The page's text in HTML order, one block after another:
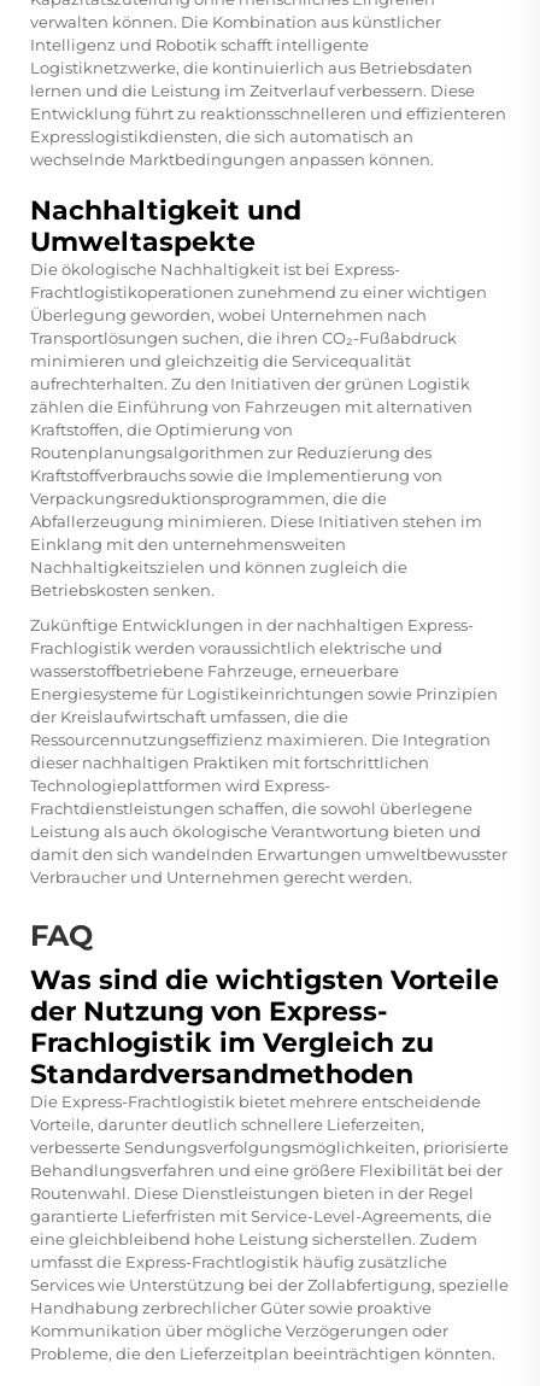
verwalten können. Die Kombination aus künstlicher
Intelligenz und Robotik schafft intelligente
Logistiknetzwerke, die kontinuierlich aus Betriebsdaten
lernen und die Leistung im Zeitverlauf verbessern. Diese
Entwicklung führt zu reaktionsschnelleren und effizienteren
Expresslogistikdiensten, die sich automatisch an
wechselnde Marktbedingungen anpassen können.
Nachhaltigkeit und
Umweltaspekte
Die ökologische Nachhaltigkeit ist bei Express-
Frachtlogistikoperationen zunehmend zu einer wichtigen
Überlegung geworden, wobei Unternehmen nach
Transportlösungen suchen, die ihren CO₂-Fußabdruck
minimieren und gleichzeitig die Servicequalität
aufrechterhalten. Zu den Initiativen der grünen Logistik
zählen die Einführung von Fahrzeugen mit alternativen
Kraftstoffen, die Optimierung von
Routenplanungsalgorithmen zur Reduzierung des
Kraftstoffverbrauchs sowie die Implementierung von
Verpackungsreduktionsprogrammen, die die
Abfallerzeugung minimieren. Diese Initiativen stehen im
Einklang mit den unternehmensweiten
Nachhaltigkeitszielen und können zugleich die
Betriebskosten senken.
Zukünftige Entwicklungen in der nachhaltigen Express-
Frachlogistik werden voraussichtlich elektrische und
wasserstoffbetriebene Fahrzeuge, erneuerbare
Energiesysteme für Logistikeinrichtungen sowie Prinzipien
der Kreislaufwirtschaft umfassen, die die
Ressourcennutzungseffizienz maximieren. Die Integration
dieser nachhaltigen Praktiken mit fortschrittlichen
Technologieplattformen wird Express-
Frachtdienstleistungen schaffen, die sowohl überlegene
Leistung als auch ökologische Verantwortung bieten und
damit den sich wandelnden Erwartungen umweltbewusster
Verbraucher und Unternehmen gerecht werden.
FAQ
Was sind die wichtigsten Vorteile
der Nutzung von Express-
Frachlogistik im Vergleich zu
Standardversandmethoden
Die Express-Frachtlogistik bietet mehrere entscheidende
Vorteile, darunter deutlich schnellere Lieferzeiten,
verbesserte Sendungsverfolgungsmöglichkeiten, priorisierte
Behandlungsverfahren und eine größere Flexibilität bei der
Routenwahl. Diese Dienstleistungen bieten in der Regel
garantierte Lieferfristen mit Service-Level-Agreements, die
eine gleichbleibend hohe Leistung sicherstellen. Zudem
umfasst die Express-Frachtlogistik häufig zusätzliche
Services wie Unterstützung bei der Zollabfertigung, spezielle
Handhabung zerbrechlicher Güter sowie proaktive
Kommunikation über mögliche Verzögerungen oder
Probleme, die den Lieferzeitplan beeinträchtigen könnten.